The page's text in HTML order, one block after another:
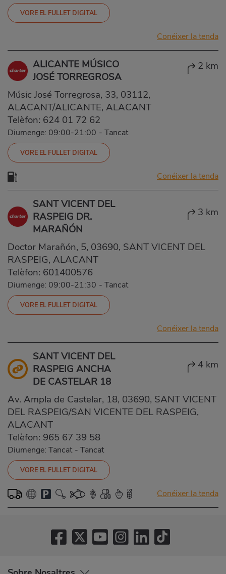
VORE EL FULLET DIGITAL
Conéixer la tenda
ALICANTE MÚSICO
JOSÉ TORREGROSA
2 km
Músic José Torregrosa, 33, 03112,
ALACANT/ALICANTE, ALACANT
Telèfon: 624 01 72 62
Diumenge: 09:00-21:00 - Tancat
VORE EL FULLET DIGITAL
Conéixer la tenda
SANT VICENT DEL
RASPEIG DR.
MARAÑÓN
3 km
Doctor Marañón, 5, 03690, SANT VICENT DEL
RASPEIG, ALACANT
Telèfon: 601400576
Diumenge: 09:00-21:30 - Tancat
VORE EL FULLET DIGITAL
Conéixer la tenda
SANT VICENT DEL
RASPEIG ANCHA
DE CASTELAR 18
4 km
Av. Ampla de Castelar, 18, 03690, SANT VICENT
DEL RASPEIG/SAN VICENTE DEL RASPEIG,
ALACANT
Telèfon: 965 67 39 58
Diumenge: Tancat - Tancat
VORE EL FULLET DIGITAL
Conéixer la tenda